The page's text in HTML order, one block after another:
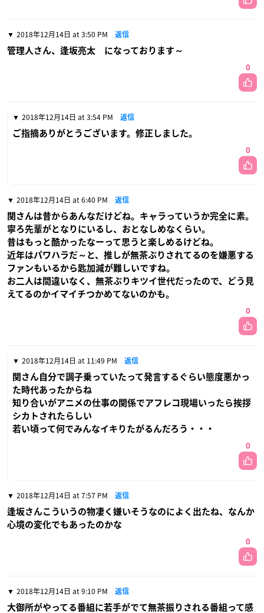
2018年12月14日 at 3:50 PM 返信
管理人さん、逢坂亮太 になっております～
0
2018年12月14日 at 3:54 PM 返信
ご指摘ありがとうございます。修正しました。
0
2018年12月14日 at 6:40 PM 返信
関さんは昔からあんなだけどね。キャラっていうか完全に素。
寧ろ先輩がとなりにいるし、おとなしめなくらい。
昔はもっと酷かったなーって思うと楽しめるけどね。
近年はパワハラだ～と、推しが無茶ぶりされてるのを嫌悪する
ファンもいるから匙加減が難しいですね。
お二人は間違いなく、無茶ぶりキツイ世代だったので、どう見
えてるのかイマイチつかめてないのかも。
0
2018年12月14日 at 11:49 PM 返信
関さん自分で調子乗っていたって発言するぐらい態度悪かっ
た時代あったからね
知り合いがアニメの仕事の関係でアフレコ現場いったら挨拶
シカトされたらしい
若い頃って何でみんなイキりたがるんだろう・・・
0
2018年12月14日 at 7:57 PM 返信
逢坂さんこういうの物凄く嫌いそうなのによく出たね、なんか
心境の変化でもあったのかな
0
2018年12月14日 at 9:10 PM 返信
大御所がやってる番組に若手がでて無茶振りされる番組って感